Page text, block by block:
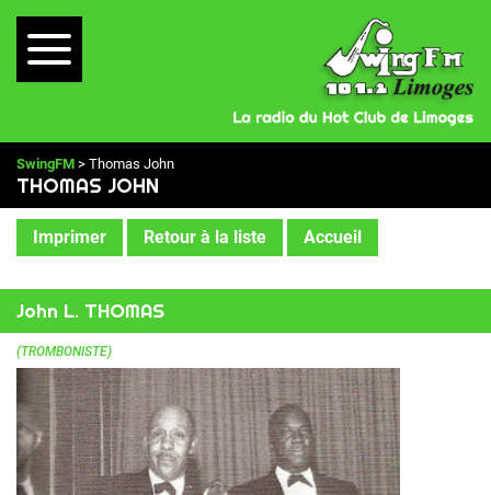
SwingFM > Thomas John
THOMAS JOHN
Imprimer Retour à la liste Accueil
John L. THOMAS
(TROMBONISTE)